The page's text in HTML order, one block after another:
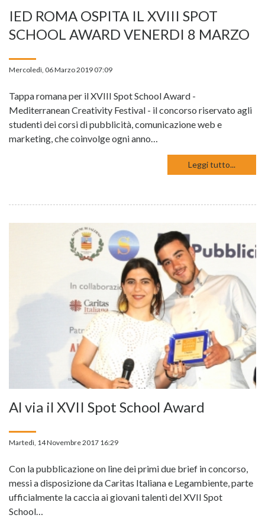
IED ROMA OSPITA IL XVIII SPOT
SCHOOL AWARD VENERDI 8 MARZO
Mercoledì, 06 Marzo 2019 07:09
Tappa romana per il XVIII Spot School Award -
Mediterranean Creativity Festival - il concorso riservato agli
studenti dei corsi di pubblicità, comunicazione web e
marketing, che coinvolge ogni anno…
Leggi tutto...
Al via il XVII Spot School Award
Martedì, 14 Novembre 2017 16:29
Con la pubblicazione on line dei primi due brief in concorso,
messi a disposizione da Caritas Italiana e Legambiente, parte
ufficialmente la caccia ai giovani talenti del XVII Spot
School…